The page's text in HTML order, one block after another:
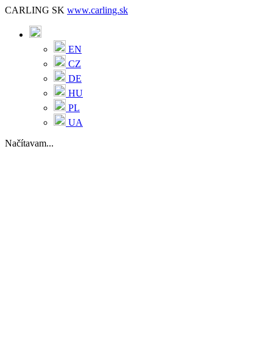
CARLING SK www.carling.sk
EN
CZ
DE
HU
PL
UA
Načítavam...